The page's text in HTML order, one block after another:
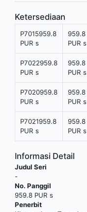
Ketersediaan
P7015959.8
PUR s
959.8
PUR s
P7022959.8
PUR s
959.8
PUR s
P7020959.8
PUR s
959.8
PUR s
P7021959.8
PUR s
959.8
PUR s
Informasi Detail
Judul Seri
-
No. Panggil
959.8 PUR s
Penerbit